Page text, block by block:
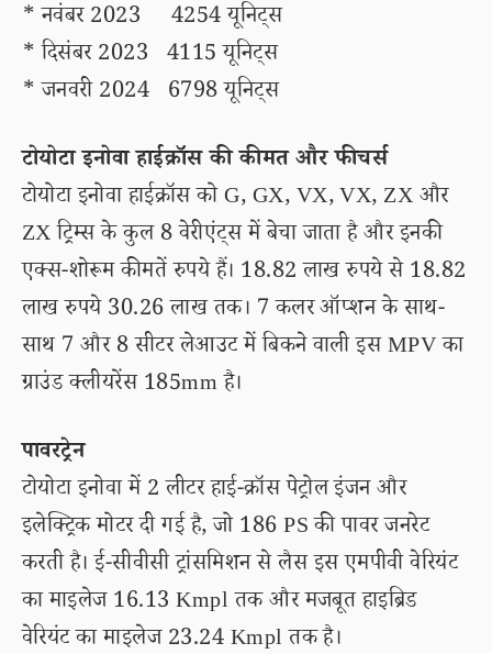
* नवंबर 2023 4254 यूनिट्स
* दिसंबर 2023 4115 यूनिट्स
* जनवरी 2024 6798 यूनिट्स
टोयोटा इनोवा हाईक्रॉस की कीमत और फीचर्स
टोयोटा इनोवा हाईक्रॉस को G, GX, VX, VX, ZX और
ZX ट्रिम्स के कुल 8 वेरीएंट्स में बेचा जाता है और इनकी
एक्स-शोरूम कीमतें रुपये हैं। 18.82 लाख रुपये से 18.82
लाख रुपये 30.26 लाख तक। 7 कलर ऑप्शन के साथ-
साथ 7 और 8 सीटर लेआउट में बिकने वाली इस MPV का
ग्राउंड क्लीयरेंस 185mm है।
पावरट्रेन
टोयोटा इनोवा में 2 लीटर हाई-क्रॉस पेट्रोल इंजन और
इलेक्ट्रिक मोटर दी गई है, जो 186 PS की पावर जनरेट
करती है। ई-सीवीसी ट्रांसमिशन से लैस इस एमपीवी वेरियंट
का माइलेज 16.13 Kmpl तक और मजबूत हाइब्रिड
वेरियंट का माइलेज 23.24 Kmpl तक है।